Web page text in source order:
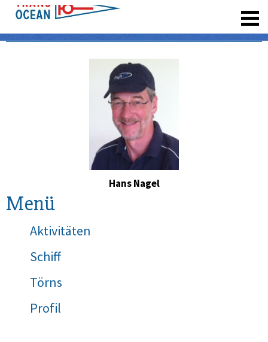
Hans Nagel
Menü
Aktivitäten
Schiff
Törns
Profil